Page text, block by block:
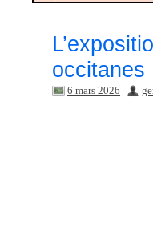
occitanes
6 mars 2026